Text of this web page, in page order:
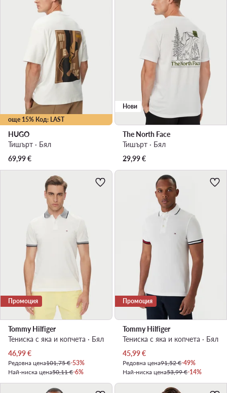
още 15% Код: LAST
HUGO
Тишърт · Бял
69,99€
Нови
The North Face
Тишърт · Бял
29,99€
Промоция
Tommy Hilfiger
Тениска с яка и копчета · Бял
Актуална цена
46,99€
Редовна цена101,75 €-53%
Най-ниска цена50,11 €-6%
Промоция
Tommy Hilfiger
Тениска с яка и копчета · Бял
Актуална цена
45,99€
Редовна цена91,52 €-49%
Най-ниска цена53,99 €-14%